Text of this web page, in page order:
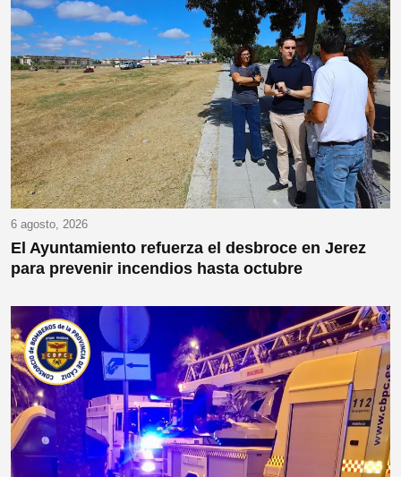
6 agosto, 2026
El Ayuntamiento refuerza el desbroce en Jerez
para prevenir incendios hasta octubre